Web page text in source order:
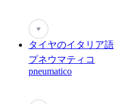
♥
タイヤのイタリア語
プネウマティコ
pneumatico